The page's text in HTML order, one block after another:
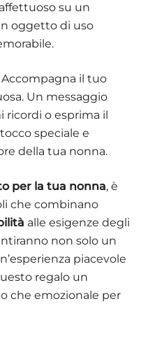
su un
oggetto di uso
Accompagna il tuo
Un messaggio
ricordi o esprima il
speciale e
della tua nonna.
per la tua nonna, è
che combinano
alle esigenze degli
non solo un
piacevole
regalo un
che emozionale per